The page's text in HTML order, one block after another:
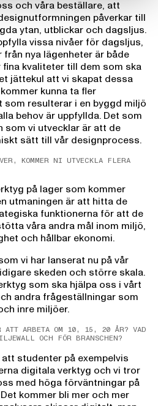
och våra beställare, att
påverkar till
ytan, utblickar och dagsljus.
vissa nivåer för dagsljus,
nya lägenheter är både
kvaliteter till dem som ska
jättekul att vi skapat dessa
kunna ta fler
som resulterar i en byggd miljö
behov är uppfyllda. Det som
som vi utvecklar är att de
sätt till vår designprocess.
KOMMER NI UTVECKLA FLERA
på lager som kommer
utmaningen är att hitta de
funktionerna för att de
våra andra mål inom miljö,
och hållbar ekonomi.
vi har lanserat nu på vår
skeden och större skala.
som ska hjälpa oss i vårt
andra frågeställningar som
inre miljöer.
ATT ARBETA OM 10, 15, 20 ÅR? VAD
OCH FÖR BRANSCHEN?
att studenter på exempelvis
digitala verktyg och vi tror
med höga förväntningar på
kommer bli mer och mer